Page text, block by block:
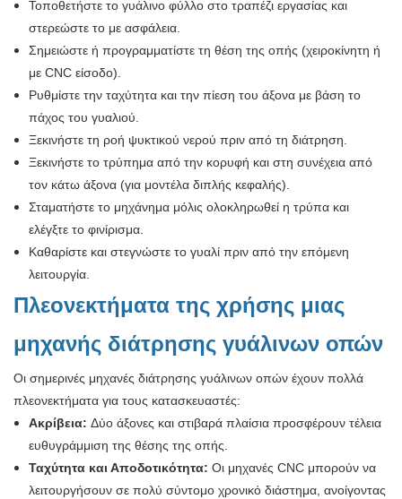
Τοποθετήστε το γυάλινο φύλλο στο τραπέζι εργασίας και
στερεώστε το με ασφάλεια.
Σημειώστε ή προγραμματίστε τη θέση της οπής (χειροκίνητη ή
με CNC είσοδο).
Ρυθμίστε την ταχύτητα και την πίεση του άξονα με βάση το
πάχος του γυαλιού.
Ξεκινήστε τη ροή ψυκτικού νερού πριν από τη διάτρηση.
Ξεκινήστε το τρύπημα από την κορυφή και στη συνέχεια από
τον κάτω άξονα (για μοντέλα διπλής κεφαλής).
Σταματήστε το μηχάνημα μόλις ολοκληρωθεί η τρύπα και
ελέγξτε το φινίρισμα.
Καθαρίστε και στεγνώστε το γυαλί πριν από την επόμενη
λειτουργία.
Πλεονεκτήματα της χρήσης μιας
μηχανής διάτρησης γυάλινων οπών
Οι σημερινές μηχανές διάτρησης γυάλινων οπών έχουν πολλά
πλεονεκτήματα για τους κατασκευαστές:
Ακρίβεια: Δύο άξονες και στιβαρά πλαίσια προσφέρουν τέλεια
ευθυγράμμιση της θέσης της οπής.
Ταχύτητα και Αποδοτικότητα: Οι μηχανές CNC μπορούν να
λειτουργήσουν σε πολύ σύντομο χρονικό διάστημα, ανοίγοντας